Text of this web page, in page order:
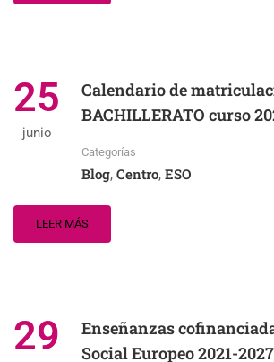
25
junio
Calendario de
BACHILLERATO curso
Categorías
Blog, Centro, ESO
LEER MÁS
29
Enseñanzas
Social Europeo 2021-